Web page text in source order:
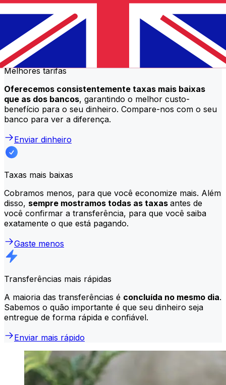
Por que transferir com a Xe em vez
de bancos tradicionais?
Melhores tarifas
Oferecemos consistentemente taxas mais baixas
que as dos bancos, garantindo o melhor custo-
benefício para o seu dinheiro. Compare-nos com o seu
banco para ver a diferença.
Enviar dinheiro
Taxas mais baixas
Cobramos menos, para que você economize mais. Além
disso, sempre mostramos todas as taxas antes de
você confirmar a transferência, para que você saiba
exatamente o que está pagando.
Gaste menos
Transferências mais rápidas
A maioria das transferências é concluída no mesmo dia.
Sabemos o quão importante é que seu dinheiro seja
entregue de forma rápida e confiável.
Enviar mais rápido